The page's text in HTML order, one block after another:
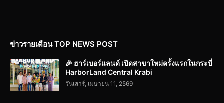
ข่าวรายเดือน TOP NEWS POST
🎉 ฮาร์เบอร์แลนด์ เปิดสาขาใหม่ครั้งแรกในกระบี่
HarborLand Central Krabi
วันเสาร์, เมษายน 11, 2569